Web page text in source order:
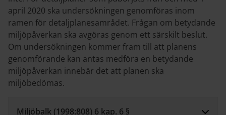
april 2020 ska undersökningen genomföras inom
ramen för detaljplanesamrådet. Frågan om betydande
miljöpåverkan ska avgöras genom ett särskilt beslut.
Om undersökningen kommer fram till att planens
genomförande kan antas medföra en betydande
miljöpåverkan innebär det att planen ska
miljöbedömas.
Miljöbalk (1998:808) 6 kap. 6 §